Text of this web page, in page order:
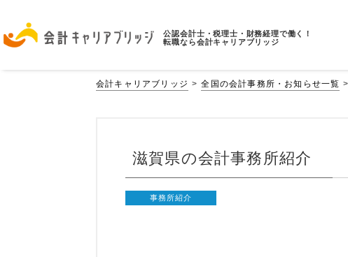
公認会計士・税理士・財務経理で働く！
転職なら会計キャリアブリッジ
会計キャリアブリッジ 全国の会計事務所・お知らせ一覧
滋賀県の会計事務所紹介
事務所紹介